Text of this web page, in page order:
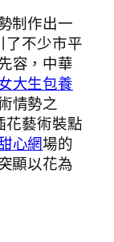
制作出一
了不少市平
容，中華
大生包養
情勢之
花藝術裝點
心網場的
顯以花為